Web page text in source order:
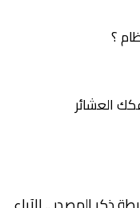
؟
العشائر